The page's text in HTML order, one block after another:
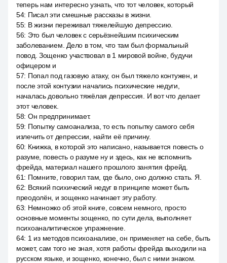
теперь нам интересно узнать, что тот человек, который
54: Писал эти смешные рассказы в жизни.
55: В жизни переживал тяжелейшую депрессию.
56: Это был человек с серьёзнейшим психическим
заболеванием. Дело в том, что там был формальный
повод. Зощенко участвовал в 1 мировой войне, будучи
офицером и
57: Попал под газовую атаку, он был тяжело контужен, и
после этой контузии начались психические недуги,
началась довольно тяжёлая депрессия. И вот что делает
этот человек.
58: Он предпринимает.
59: Попытку самоанализа, то есть попытку самого себя
излечить от депрессии, найти её причину.
60: Книжка, в которой это написано, называется повесть о
разуме, повесть о разуме ну и здесь, как не вспомнить
фрейда, материал нашего прошлого занятия фрейд.
61: Помните, говорил там, где было, оно должно стать. Я.
62: Всякий психический недуг в принципе может быть
преодолён, и зощенко начинает эту работу.
63: Немножко об этой книге, совсем немного, просто
основные моменты зощенко, по сути дела, выполняет
психоаналитическое упражнение.
64: 1 из методов психоанализе, он применяет на себе, быть
может, сам того не зная, хотя работы фрейда выходили на
русском языке, и зощенко, конечно, был с ними знаком.